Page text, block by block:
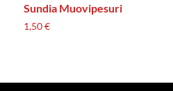
Sundia Muovipesuri
1,50€